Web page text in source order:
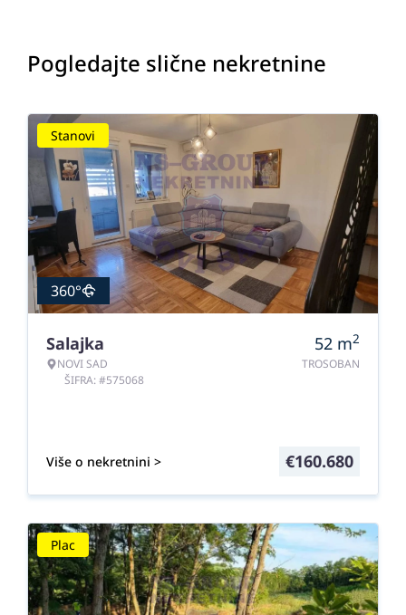
Pogledajte slične nekretnine
Stanovi
360°
Salajka
NOVI SAD
ŠIFRA: #575068
52 m2
TROSOBAN
Više o nekretnini > €160.680
Plac